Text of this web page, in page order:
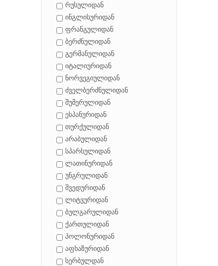
რუსულიდან
ინგლისურიდან
ფრანგულიდან
ბერძნულიდან
გერმანულიდან
იტალიურიდან
ნორვეგიულიდან
ძველბერძნულიდან
შუმერულიდან
ესპანურიდან
თურქულიდან
არაბულიდან
სპარსულიდან
ლათინურიდან
უნგრულიდან
შვედურიდან
ლიტვურიდან
ბულგარულიდან
ქართულიდან
პოლონურიდან
აფხაზურიდან
სერბულდან